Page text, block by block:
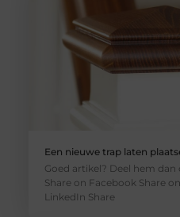
Een nieuwe trap laten
Goed artikel? Deel hem dan
Share on Facebook Share
LinkedIn Share